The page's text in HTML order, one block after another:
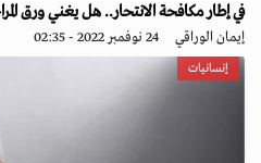
في إطار مكافحة الانتحار.. هل يغني ورق
إيمان الوراقي 24 نوفمبر 2022 - 02:35
إنسانيات